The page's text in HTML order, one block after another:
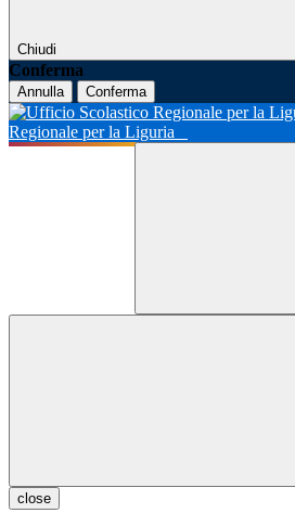
Chiudi
Conferma
Annulla Conferma
Regionale per la Liguria
close